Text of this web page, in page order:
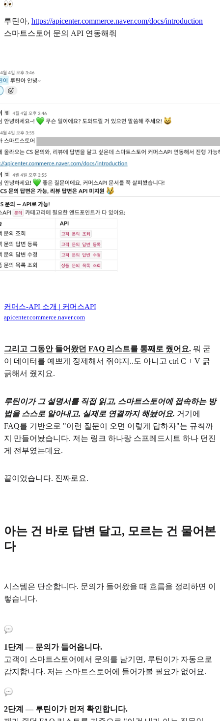
루틴아, https://apicenter.commerce.naver.com/docs/introduction
스마트스토어 문의 API 연동해줘
커머스-API 소개 | 커머스API
apicenter.commerce.naver.com
그리고 그동안 들어왔던 FAQ 리스트를 통째로 줬어요. 뭐 굳
이 데이터를 예쁘게 정제해서 줘야지..도 아니고 ctrl C + V 긁
긁해서 줬지요.
루틴이가 그 설명서를 직접 읽고, 스마트스토어에 접속하는 방
법을 스스로 알아내고, 실제로 연결까지 해놨어요. 거기에
FAQ를 기반으로 "이런 질문이 오면 이렇게 답하자"는 규칙까
지 만들어놨습니다. 저는 링크 하나랑 스프레드시트 하나 던진
게 전부였는데요.
끝이었습니다. 진짜로요.
아는 건 바로 답변 달고, 모르는 건 물어본
다
시스템은 단순합니다. 문의가 들어왔을 때 흐름을 정리하면 이
렇습니다.
1단계 — 문의가 들어옵니다.
고객이 스마트스토어에서 문의를 남기면, 루틴이가 자동으로
감지합니다. 저는 스마트스토어에 들어가볼 필요가 없어요.
2단계 — 루틴이가 먼저 확인합니다.